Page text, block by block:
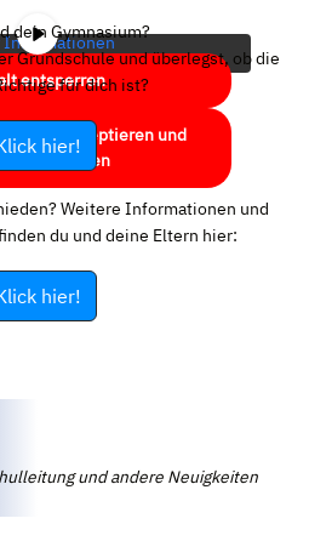
Informationen
entsperren
akzeptieren und
entsperren
dein Gymnasium?
Grundschule und überlegst, ob die
für dich ist?
hier!
Weitere Informationen und
du und deine Eltern hier:
hier!
und andere Neuigkeiten